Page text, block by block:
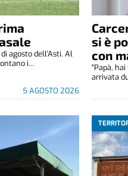
5 AGOSTO 2026
agosto dell'Asti. Al
i...
si è
con
"Papà,
arrivata